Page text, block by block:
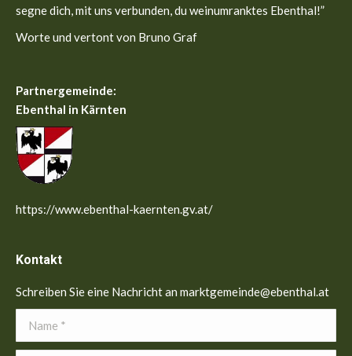
segne dich, mit uns verbunden, du weinumranktes Ebenthal!”
Worte und vertont von Bruno Graf
Partnergemeinde:
Ebenthal in Kärnten
https://www.ebenthal-kaernten.gv.at/
Kontakt
Schreiben Sie eine Nachricht an marktgemeinde@ebenthal.at
Name *